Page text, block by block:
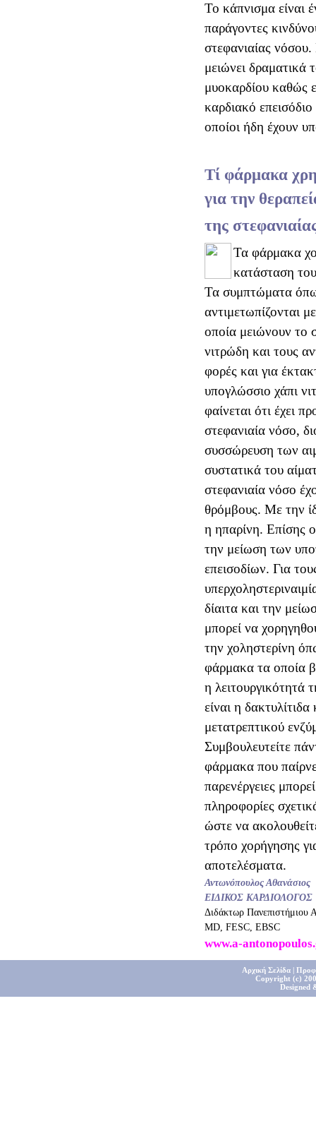
Το κάπνισμα είναι
παράγοντες
στεφανιαίας
μειώνει δραματικά
μυοκαρδίου καθώς
καρδιακό
οποίοι ήδη έχουν
Τί φάρμακα
για την
της
Τα φάρμακα
κατάσταση
Τα συμπτώματα
αντιμετωπίζονται
οποία μειώνουν το
νιτρώδη και τους
φορές και για
υπογλώσσιο χάπι
φαίνεται ότι έχει
στεφανιαία νόσο,
συσσώρευση των
συστατικά του
στεφανιαία νόσο
θρόμβους. Με την
η ηπαρίνη. Επίσης
την μείωση των
επεισοδίων. Για
δίαιτα και την
μπορεί να
την χοληστερίνη
φάρμακα τα οποία
η λειτουργικότητά
είναι η
μετατρεπτικού
Συμβουλευτείτε
φάρμακα που
παρενέργειες
πληροφορίες
ώστε να
τρόπο χορήγησης
αποτελέσματα.
Αντωνόπουλος Αθανάσιος
ΕΙΔΙΚΟΣ ΚΑΡΔΙΟΛΟΓΟΣ
Διδάκτωρ Πανεπιστήμιου
MD, FESC, ΕBSC
www.a-
Αρχική Σελίδα|
Copyright (c)
Designed